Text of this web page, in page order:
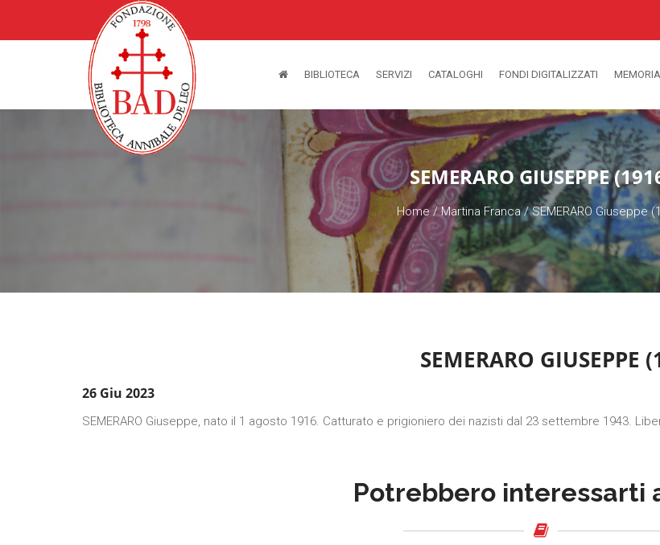
BIBLIOTECA SERVIZI CATALOGHI FONDI DIGITALIZZATI MEMORIA
SEMERARO GIUSEPPE
Home/Martina Franca/SEMERARO Giuseppe
SEMERARO GIUSEPPE
26 Giu 2023
SEMERARO Giuseppe, nato il 1 agosto 1916. Catturato e prigioniero dei nazisti dal 23 settembre 1943.
Potrebbero interessarti